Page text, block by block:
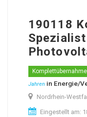
190118
Komplettübernahme
Jahren in Energie/
Nordrhein-
Eingestellt am: